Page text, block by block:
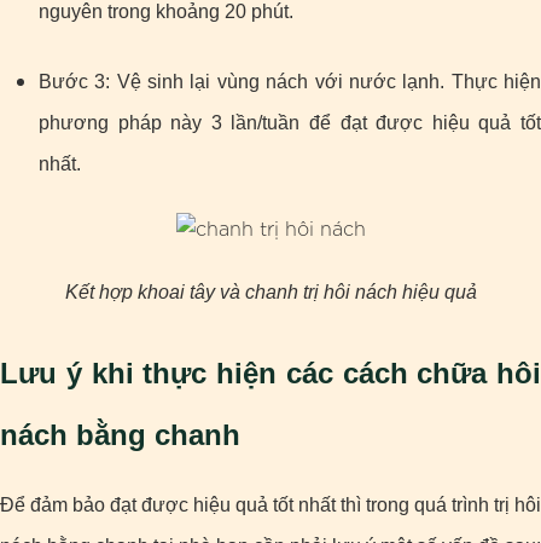
nguyên trong khoảng 20 phút.
Bước 3: Vệ sinh lại vùng nách với nước lạnh. Thực hiện
phương pháp này 3 lần/tuần để đạt được hiệu quả tốt
nhất.
Kết hợp khoai tây và chanh trị hôi nách hiệu quả
Lưu ý khi thực hiện các cách chữa hôi
nách bằng chanh
Để đảm bảo đạt được hiệu quả tốt nhất thì trong quá trình trị hôi